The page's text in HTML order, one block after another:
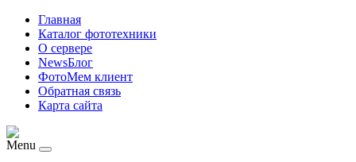
Главная
Каталог фототехники
О сервере
NewsБлог
ФотоМем клиент
Обратная связь
Карта сайта
Menu